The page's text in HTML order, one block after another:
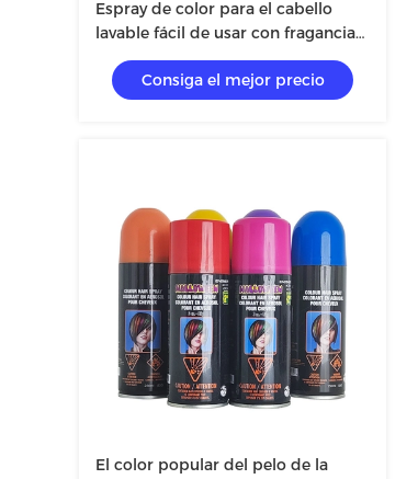
Espray de color para el cabello
lavable fácil de usar con fragancia
personalizada SEDEX
Consiga el mejor precio
El color popular del pelo de la